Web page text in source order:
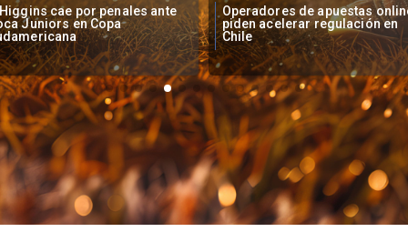
de apuestas online
acelerar regulación en
Fallece Lucy López Cruz,
primera medallista chilena en
Juegos Panamericanos